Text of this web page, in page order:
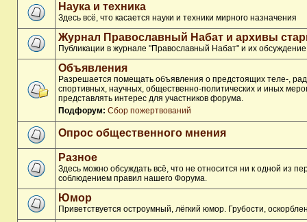
Наука и техника
Здесь всё, что касается науки и техники мирного назначения
Журнал Православный Набат и архивы
Публикации в журнале "Православный Набат" и их обсуждение
Объявления
Разрешается помещать объявления о предстоящих теле-,
спортивных, научных, общественно-политических и иных
представлять интерес для участников форума.
Подфорум: Сбор пожертвований
Опрос общественного мнения
Разное
Здесь можно обсуждать всё, что не относится ни к одной из
соблюдением правил нашего Форума.
Юмор
Приветствуется остроумный, лёгкий юмор. Грубости,